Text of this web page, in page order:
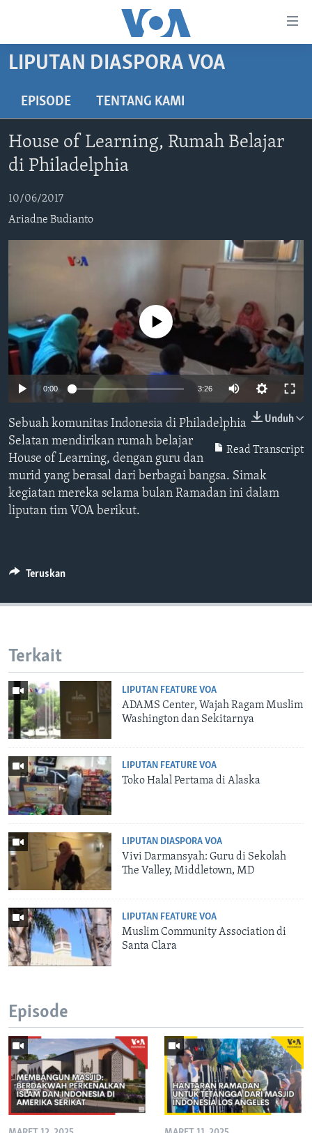
Akses
Utama
Lanjut
ke
Utama
Lanjut
DUNIA
POLYGRAPH
DAFTAR PROGRAM
Learning English
Bahasa-bahasa
LIPUTAN DIASPORA VOA
EPISODE TENTANG KAMI
House of Learning, Rumah Belajar
di Philadelphia
10/06/2017
Ariadne Budianto
No media source currently available
0:00 3:26
Unduh
Read Transcript
Sebuah komunitas Indonesia di Philadelphia
Selatan mendirikan rumah belajar
House of Learning, dengan guru dan
murid yang berasal dari berbagai bangsa. Simak
kegiatan mereka selama bulan Ramadan ini dalam
liputan tim VOA berikut.
Teruskan
Terkait
LIPUTAN FEATURE VOA
ADAMS Center, Wajah Ragam Muslim
Washington dan Sekitarnya
LIPUTAN FEATURE VOA
Toko Halal Pertama di Alaska
LIPUTAN DIASPORA VOA
Vivi Darmansyah: Guru di Sekolah
The Valley, Middletown, MD
LIPUTAN FEATURE VOA
Muslim Community Association di
Santa Clara
Episode